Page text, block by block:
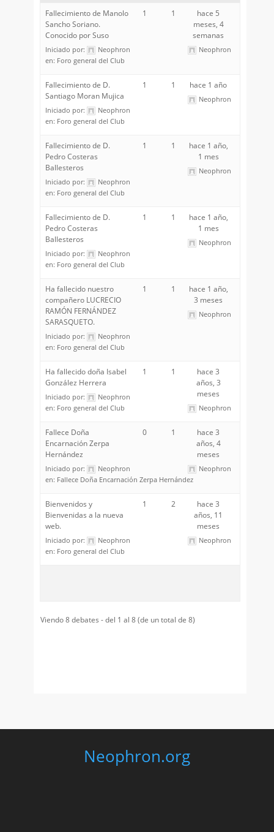
Fallecimiento de Manolo
Sancho Soriano.
Conocido por Suso
Iniciado por:
Neophron
en: Foro general del Club
1 1
hace 5
meses, 4
semanas
Neophron
Fallecimiento de D.
Santiago Moran Mujica
Iniciado por:
Neophron
en: Foro general del Club
1 1 hace 1 año
Neophron
Fallecimiento de D.
Pedro Costeras
Ballesteros
Iniciado por:
Neophron
en: Foro general del Club
1 1
hace 1 año,
1 mes
Neophron
Fallecimiento de D.
Pedro Costeras
Ballesteros
Iniciado por:
Neophron
en: Foro general del Club
1 1
hace 1 año,
1 mes
Neophron
Ha fallecido nuestro
compañero LUCRECIO
RAMÓN FERNÁNDEZ
SARASQUETO.
Iniciado por:
Neophron
en: Foro general del Club
1 1
hace 1 año,
3 meses
Neophron
Ha fallecido doña Isabel
González Herrera
Iniciado por:
Neophron
en: Foro general del Club
1 1
hace 3
años, 3
meses
Neophron
Fallece Doña
Encarnación Zerpa
Hernández
Iniciado por:
Neophron
en: Fallece Doña Encarnación Zerpa Hernández
0 1
hace 3
años, 4
meses
Neophron
Bienvenidos y
Bienvenidas a la nueva
web.
Iniciado por:
Neophron
en: Foro general del Club
1 2
hace 3
años, 11
meses
Neophron
Viendo 8 debates - del 1 al 8 (de un total de 8)
Neophron.org